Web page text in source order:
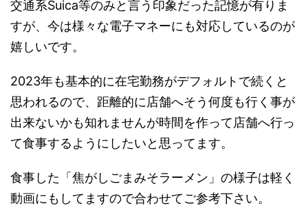
交通系Suica等のみと言う印象だった記憶が有りま
すが、今は様々な電子マネーにも対応しているのが
嬉しいです。
2023年も基本的に在宅勤務がデフォルトで続くと
思われるので、距離的に店舗へそう何度も行く事が
出来ないかも知れませんが時間を作って店舗へ行っ
て食事するようにしたいと思ってます。
食事した「焦がしごまみそラーメン」の様子は軽く
動画にもしてますので合わせてご参考下さい。